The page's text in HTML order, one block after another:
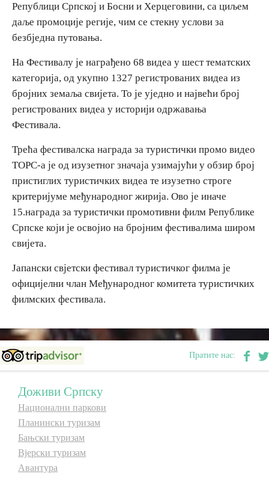
Републици Српској и Босни и Херцеговини, са циљем
даље промоције регије, чим се стекну услови за
безбједна путовања.
На Фестивалу је награђено 68 видеа у шест тематских
категорија, од укупно 1327 регистрованих видеа из
бројних земаља свијета. То је уједно и највећи број
регистрованих видеа у историји одржавања
Фестивала.
Трећа фестивалска награда за туристички промо видео
ТОРС-а је од изузетног значаја узимајући у обзир број
пристиглих туристичких видеа те изузетно строге
критеријуме међународног жирија. Ово је иначе
15.награда за туристички промотивни филм Републике
Српске који је освојио на бројним фестивалима широм
свијета.
Јапански свјетски фестивал туристичког филма је
официјелни члан Међународног комитета туристичких
филмских фестивала.
Пратите нас:
Доживи Српску
Национални паркови
Планински туризам
Бањски туризам
Вјерски туризам
Авантура